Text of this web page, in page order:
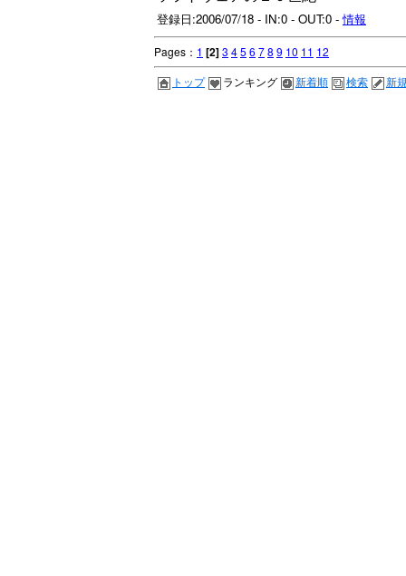
登録日:2006/07/18 - IN:0 - OUT:0 -情報
Pages： 1 [2]3 45 6 78 9 10 11 12
トップ
ランキング 新着順 検索 新